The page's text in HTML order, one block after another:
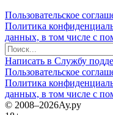
Пользовательское
Политика
данных, в том числе с
Написать в Службу
Пользовательское
Политика
данных, в том числе с
© 2008–2026Ау.ру